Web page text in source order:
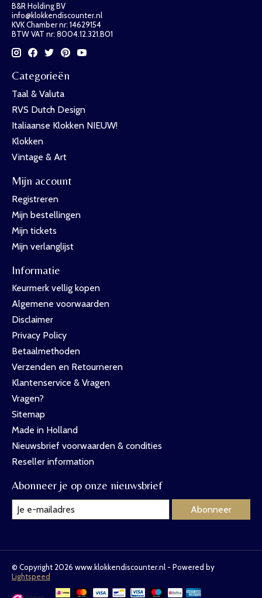
B&R Holding BV
info@klokkendiscounter.nl
KVK Chamber nr: 14629154
BTW VAT nr: 8004.12.321.B01
Categorieën
Taal & Valuta
RVS Dutch Design
Italiaanse Klokken NIEUW!
Klokken
Vintage & Art
Mijn account
Registreren
Mijn bestellingen
Mijn tickets
Mijn verlanglijst
Informatie
Keurmerk vellig kopen
Algemene voorwaarden
Disclaimer
Privacy Policy
Betaalmethoden
Verzenden en Retourneren
Klantenservice & Vragen
Vragen?
Sitemap
Made in Holland
Nieuwsbrief voorwaarden & condities
Reseller information
Abonneer je op onze nieuwsbrief
Abonneer
© Copyright 2026 www.klokkendiscounter.nl - Powered by
Lightspeed